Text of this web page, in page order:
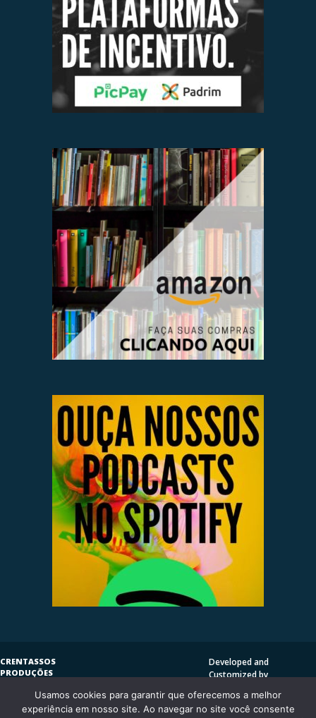
CRENTASSOS
PRODUÇÕES
COPYLEFT©2009
CRENTASSOS
Developed and
Customized by
DESIGN
UsingVantage Theme
Usamos cookies para garantir que oferecemos a melhor
experiência em nosso site. Ao navegar no site você consente